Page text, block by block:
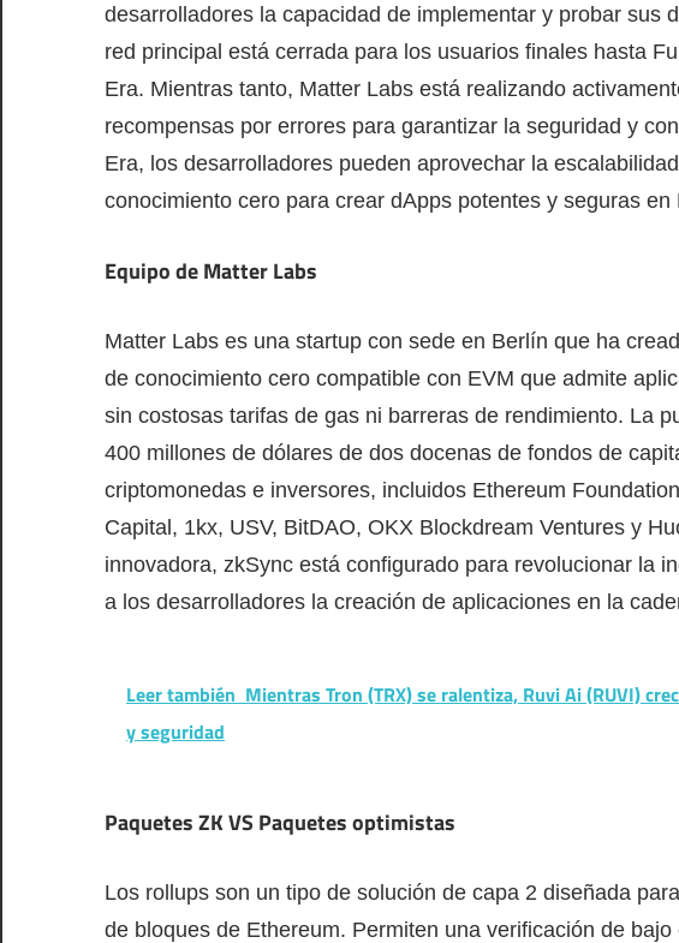
desarrolladores la capacidad de implementar y probar sus
red principal está cerrada para los usuarios finales hasta
Era. Mientras tanto, Matter Labs está realizando
recompensas por errores para garantizar la seguridad y
Era, los desarrolladores pueden aprovechar la
conocimiento cero para crear dApps potentes y seguras en
Equipo de Matter Labs
Matter Labs es una startup con sede en Berlín que ha
de conocimiento cero compatible con EVM que admite
sin costosas tarifas de gas ni barreras de rendimiento. La
400 millones de dólares de dos docenas de fondos de
criptomonedas e inversores, incluidos Ethereum
Capital, 1kx, USV, BitDAO, OKX Blockdream Ventures y
innovadora, zkSync está configurado para revolucionar la
a los desarrolladores la creación de aplicaciones en la
Leer también Mientras Tron (TRX) se ralentiza, Ruvi Ai (RUVI)
y seguridad
Paquetes ZK VS Paquetes optimistas
Los rollups son un tipo de solución de capa 2 diseñada
de bloques de Ethereum. Permiten una verificación de